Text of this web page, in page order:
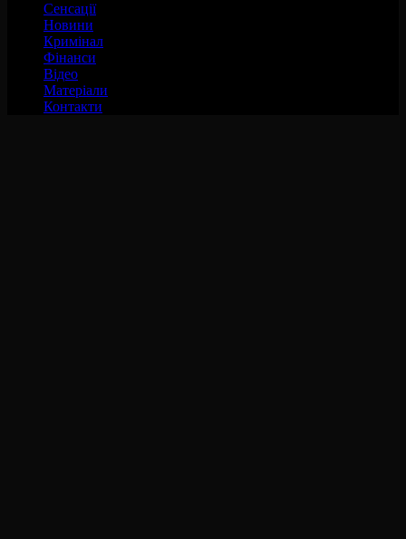
Сенсації
Новини
Кримінал
Фінанси
Відео
Матеріали
Контакти